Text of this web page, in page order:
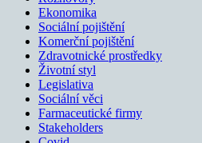
Ekonomika
Sociální pojištění
Komerční pojištění
Zdravotnické prostředky
Životní styl
Legislativa
Sociální věci
Farmaceutické firmy
Stakeholders